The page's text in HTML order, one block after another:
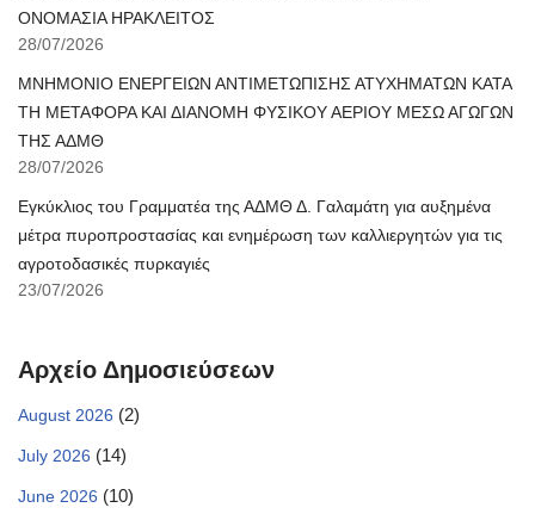
ΟΝΟΜΑΣΙΑ ΗΡΑΚΛΕΙΤΟΣ
28/07/2026
ΜΝΗΜΟΝΙΟ ΕΝΕΡΓΕΙΩΝ ΑΝΤΙΜΕΤΩΠΙΣΗΣ ΑΤΥΧΗΜΑΤΩΝ ΚΑΤΑ
ΤΗ ΜΕΤΑΦΟΡΑ ΚΑΙ ΔΙΑΝΟΜΗ ΦΥΣΙΚΟΥ ΑΕΡΙΟΥ ΜΕΣΩ ΑΓΩΓΩΝ
ΤΗΣ ΑΔΜΘ
28/07/2026
Εγκύκλιος του Γραμματέα της ΑΔΜΘ Δ. Γαλαμάτη για αυξημένα
μέτρα πυροπροστασίας και ενημέρωση των καλλιεργητών για τις
αγροτοδασικές πυρκαγιές
23/07/2026
Αρχείο Δημοσιεύσεων
August 2026 (2)
July 2026 (14)
June 2026 (10)